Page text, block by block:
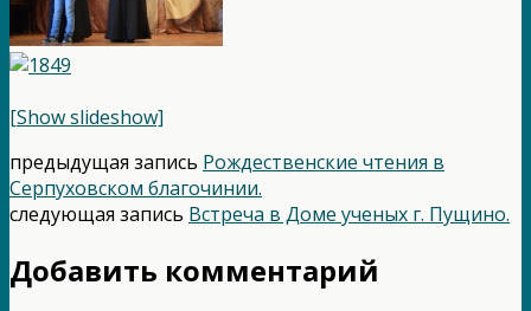
[Show slideshow]
предыдущая запись Рождественские чтения в
Серпуховском благочинии.
следующая запись Встреча в Доме ученых г. Пущино.
Добавить комментарий